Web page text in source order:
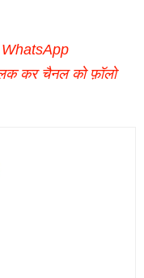
कर चैनल को फ़ॉलो